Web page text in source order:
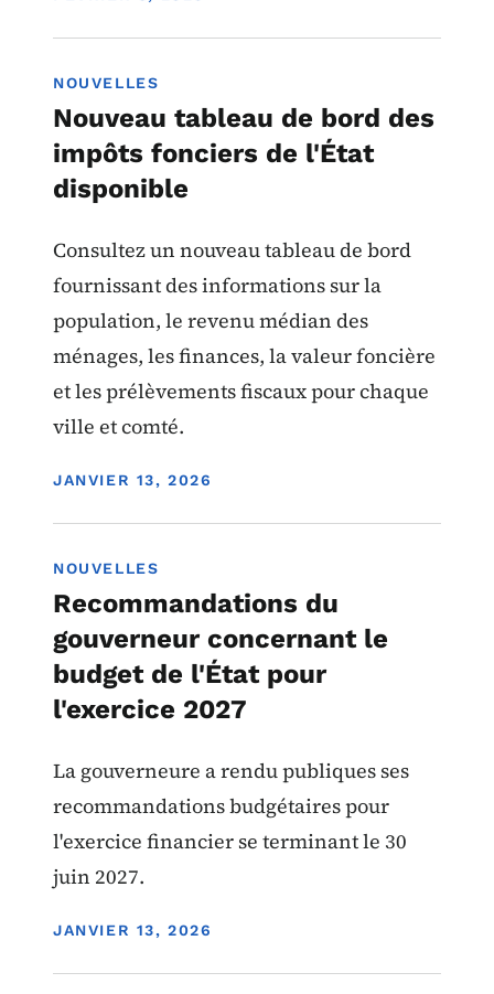
NOUVELLES
Nouveau tableau de bord des
impôts fonciers de l'État
disponible
Consultez un nouveau tableau de bord
fournissant des informations sur la
population, le revenu médian des
ménages, les finances, la valeur foncière
et les prélèvements fiscaux pour chaque
ville et comté.
DISPLAY DATE
JANVIER 13, 2026
NOUVELLES
Recommandations du
gouverneur concernant le
budget de l'État pour
l'exercice 2027
La gouverneure a rendu publiques ses
recommandations budgétaires pour
l'exercice financier se terminant le 30
juin 2027.
DISPLAY DATE
JANVIER 13, 2026